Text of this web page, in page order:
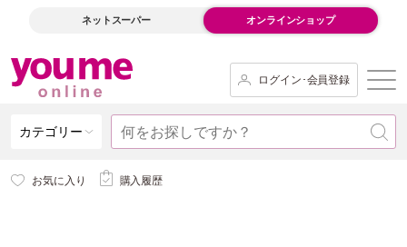
ネットスーパー オンラインショップ
ログイン･会員登録
カテゴリー
お気に入り 購入履歴